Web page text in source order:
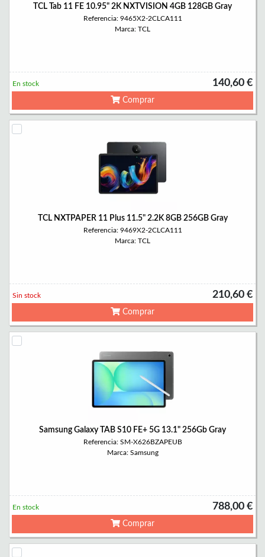
TCL Tab 11 FE 10.95" 2K NXTVISION 4GB 128GB Gray
Referencia: 9465X2-2CLCA111
Marca: TCL
140,60 €
En stock
Comprar
TCL NXTPAPER 11 Plus 11.5" 2.2K 8GB 256GB Gray
Referencia: 9469X2-2CLCA111
Marca: TCL
210,60 €
Sin stock
Comprar
Samsung Galaxy TAB S10 FE+ 5G 13.1" 256Gb Gray
Referencia: SM-X626BZAPEUB
Marca: Samsung
788,00 €
En stock
Comprar